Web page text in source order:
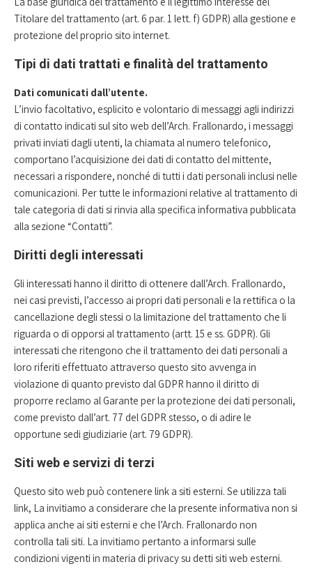
Titolare del trattamento (art. 6 par. 1 lett. f) GDPR) alla gestione e
protezione del proprio sito internet.
Tipi di dati trattati e finalità del trattamento
Dati comunicati dall’utente.
L’invio facoltativo, esplicito e volontario di messaggi agli indirizzi
di contatto indicati sul sito web dell’Arch. Frallonardo, i messaggi
privati inviati dagli utenti, la chiamata al numero telefonico,
comportano l’acquisizione dei dati di contatto del mittente,
necessari a rispondere, nonché di tutti i dati personali inclusi nelle
comunicazioni. Per tutte le informazioni relative al trattamento di
tale categoria di dati si rinvia alla specifica informativa pubblicata
alla sezione “Contatti”.
Diritti degli interessati
Gli interessati hanno il diritto di ottenere dall’Arch. Frallonardo,
nei casi previsti, l’accesso ai propri dati personali e la rettifica o la
cancellazione degli stessi o la limitazione del trattamento che li
riguarda o di opporsi al trattamento (artt. 15 e ss. GDPR). Gli
interessati che ritengono che il trattamento dei dati personali a
loro riferiti effettuato attraverso questo sito avvenga in
violazione di quanto previsto dal GDPR hanno il diritto di
proporre reclamo al Garante per la protezione dei dati personali,
come previsto dall’art. 77 del GDPR stesso, o di adire le
opportune sedi giudiziarie (art. 79 GDPR).
Siti web e servizi di terzi
Questo sito web può contenere link a siti esterni. Se utilizza tali
link, La invitiamo a considerare che la presente informativa non si
applica anche ai siti esterni e che l’Arch. Frallonardo non
controlla tali siti. La invitiamo pertanto a informarsi sulle
condizioni vigenti in materia di privacy su detti siti web esterni.